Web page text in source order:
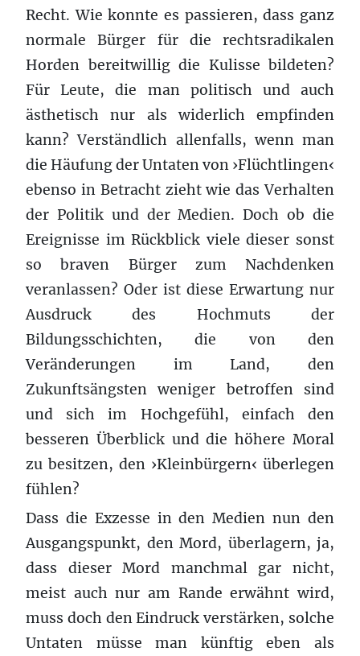
Recht. Wie konnte es passieren, dass ganz
normale Bürger für die rechtsradikalen
Horden bereitwillig die Kulisse bildeten?
Für Leute, die man politisch und auch
ästhetisch nur als widerlich empfinden
kann? Verständlich allenfalls, wenn man
die Häufung der Untaten von ›Flüchtlingen‹
ebenso in Betracht zieht wie das Verhalten
der Politik und der Medien. Doch ob die
Ereignisse im Rückblick viele dieser sonst
so braven Bürger zum Nachdenken
veranlassen? Oder ist diese Erwartung nur
Ausdruck des Hochmuts der
Bildungsschichten, die von den
Veränderungen im Land, den
Zukunftsängsten weniger betroffen sind
und sich im Hochgefühl, einfach den
besseren Überblick und die höhere Moral
zu besitzen, den ›Kleinbürgern‹ überlegen
fühlen?
Dass die Exzesse in den Medien nun den
Ausgangspunkt, den Mord, überlagern, ja,
dass dieser Mord manchmal gar nicht,
meist auch nur am Rande erwähnt wird,
muss doch den Eindruck verstärken, solche
Untaten müsse man künftig eben als